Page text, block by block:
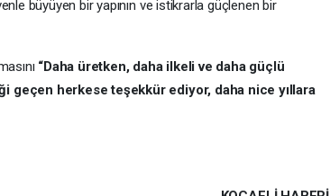
büyüyen bir yapının ve istikrarla güçlenen bir
“Daha üretken, daha ilkeli ve daha güçlü
geçen herkese teşekkür ediyor, daha nice yıllara